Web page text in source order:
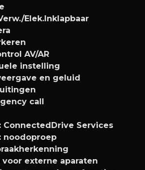
Elek.Inklapbaar
AV/AR
instelling
en geluid
call
ConnectedDrive Services
noodoproep
externe aparaten